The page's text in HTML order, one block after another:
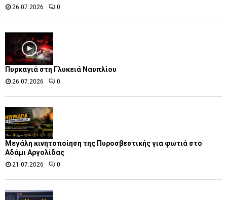
26.07.2026 0
Πυρκαγιά στη Γλυκειά Ναυπλίου
26.07.2026 0
Μεγάλη κινητοποίηση της Πυροσβεστικής για φωτιά στο
Αδάμι Αργολίδας
21.07.2026 0